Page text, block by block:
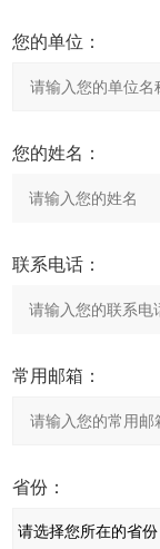
您的单位：
您的姓名：
联系电话：
常用邮箱：
省份：